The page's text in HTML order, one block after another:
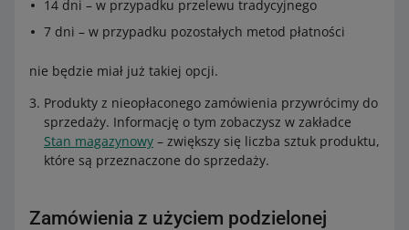
14 dni – w przypadku przelewu tradycyjnego
7 dni – w przypadku pozostałych metod płatności
nie będzie miał już takiej opcji.
Produkty z nieopłaconego zamówienia przywrócimy do
sprzedaży. Informację o tym zobaczysz w zakładce
Stan magazynowy – zwiększy się liczba sztuk produktu,
które są przeznaczone do sprzedaży.
Zamówienia z użyciem podzielonej